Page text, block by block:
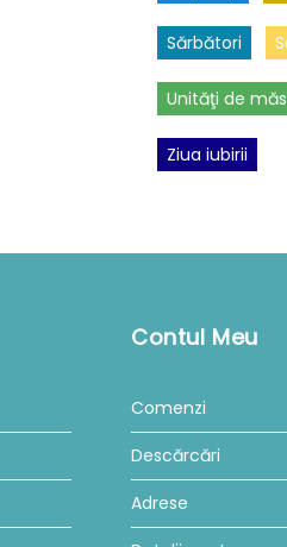
Sărbători
Unităţi de
Ziua iubirii
Contul Meu
Comenzi
Descărcări
Adrese